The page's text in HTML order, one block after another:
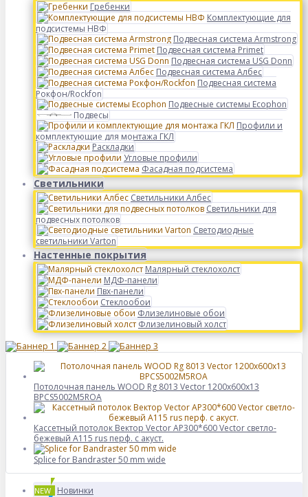
Гребенки
Комплектующие для
подсистемы НВФ
Подвесная система Armstrong
Подвесная система Primet
Подвесная система USG Donn
Подвесная система Албес
Подвесная система
Рокфон/Rockfon
Подвесные системы Ecophon
Подвесы
Профили и
комплектующие для монтажа ГКЛ
Раскладки
Угловые профили
Фасадная подсистема
Светильники
Светильники Албес
Светильники для
подвесных потолков
Светодиодные
светильники Varton
Настенные покрытия
Малярный стеклохолст
МДФ-панели
Пвх-панели
Стеклообои
Флизелиновые обои
Флизелиновый холст
Потолочная панель WOOD Rg 8013 Vector 1200x600x13
BPCS5002M5ROA
Кассетный потолок Вектор Vector AP300*600 Vector светло-
бежевый А115 rus перф. с акуст.
Splice for Bandraster 50 mm wide
NEW Новинки